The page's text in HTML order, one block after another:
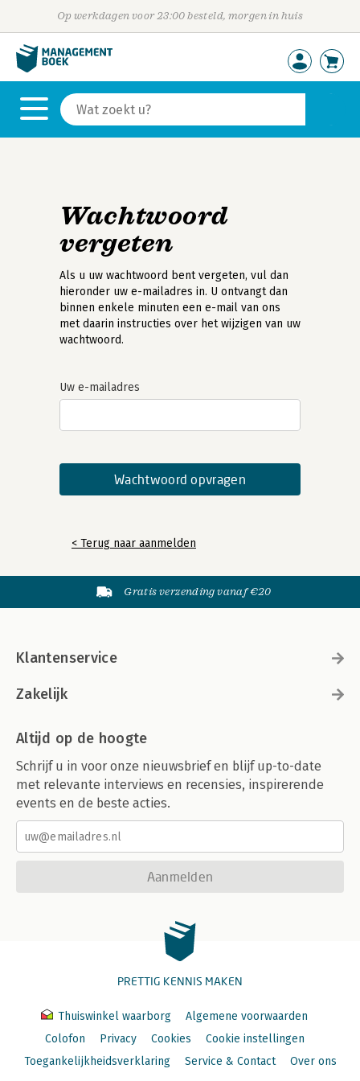
Op werkdagen voor 23:00 besteld, morgen in huis
Wachtwoord
vergeten
Als u uw wachtwoord bent vergeten, vul dan
hieronder uw e-mailadres in. U ontvangt dan
binnen enkele minuten een e-mail van ons
met daarin instructies over het wijzigen van uw
wachtwoord.
Uw e-mailadres
< Terug naar aanmelden
Gratis verzending vanaf €20
Klantenservice
Zakelijk
Altijd op de hoogte
Schrijf u in voor onze nieuwsbrief en blijf up-to-date
met relevante interviews en recensies, inspirerende
events en de beste acties.
Aanmelden
PRETTIG KENNIS MAKEN
Thuiswinkel waarborg
Algemene voorwaarden
Colofon
Privacy Cookies
Cookie instellingen
Toegankelijkheidsverklaring
Service & Contact Over ons